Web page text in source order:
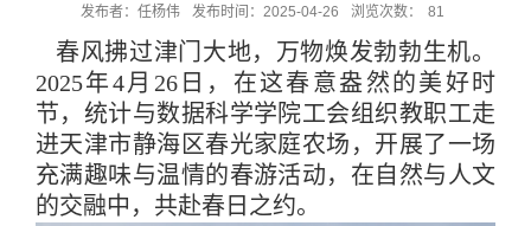
发布者：任杨伟 发布时间：2025-04-26 浏览次数： 81
春风拂过津门大地，万物焕发勃勃生机。
2025年4月 26日，在这春意盎然的美好时
节，统计与数据科学学院工会组织教职工走
进天津市静海区春光家庭农场，开展了一场
充满趣味与温情的春游活动，在自然与人文
的交融中，共赴春日之约。